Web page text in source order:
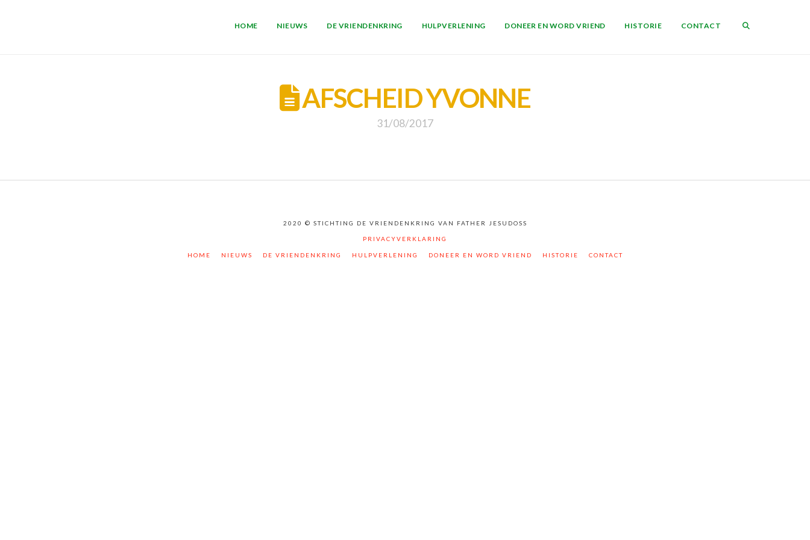
HOME NIEUWS DE VRIENDENKRING HULPVERLENING DONEER EN WORD VRIEND HISTORIE CONTACT
AFSCHEID YVONNE
31/08/2017
2020 © STICHTING DE VRIENDENKRING VAN FATHER JESUDOSS
PRIVACYVERKLARING
HOME NIEUWS DE VRIENDENKRING HULPVERLENING DONEER EN WORD VRIEND HISTORIE CONTACT